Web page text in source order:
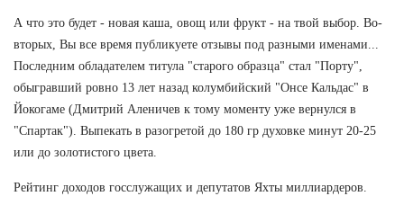
А что это будет - новая каша, овощ или фрукт - на твой выбор. Во-
вторых, Вы все время публикуете отзывы под разными именами...
Последним обладателем титула "старого образца" стал "Порту",
обыгравший ровно 13 лет назад колумбийский "Онсе Кальдас" в
Йокогаме (Дмитрий Аленичев к тому моменту уже вернулся в
"Спартак"). Выпекать в разогретой до 180 гр духовке минут 20-25
или до золотистого цвета.
Рейтинг доходов госслужащих и депутатов Яхты миллиардеров.